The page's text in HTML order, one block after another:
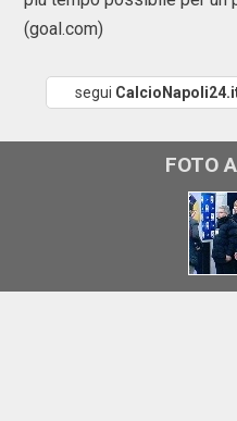
(goal.com)
segui
FOTO